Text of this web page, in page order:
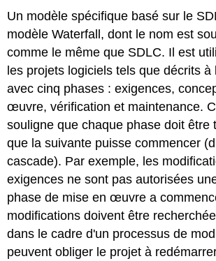
Un modèle spécifique basé sur le
modèle Waterfall, dont le nom est
comme le même que SDLC. Il est
les projets logiciels tels que décrits à
avec cinq phases : exigences,
œuvre, vérification et maintenance.
souligne que chaque phase doit être
que la suivante puisse commencer
cascade). Par exemple, les
exigences ne sont pas autorisées
phase de mise en œuvre a
modifications doivent être
dans le cadre d'un processus de
peuvent obliger le projet à